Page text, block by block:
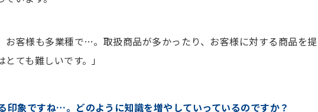
お客様も多業種で…。取扱商品が多かったり、お客様に対する商品を提
ても難しいです。」
象ですね…。どのように知識を増やしていっているのですか？